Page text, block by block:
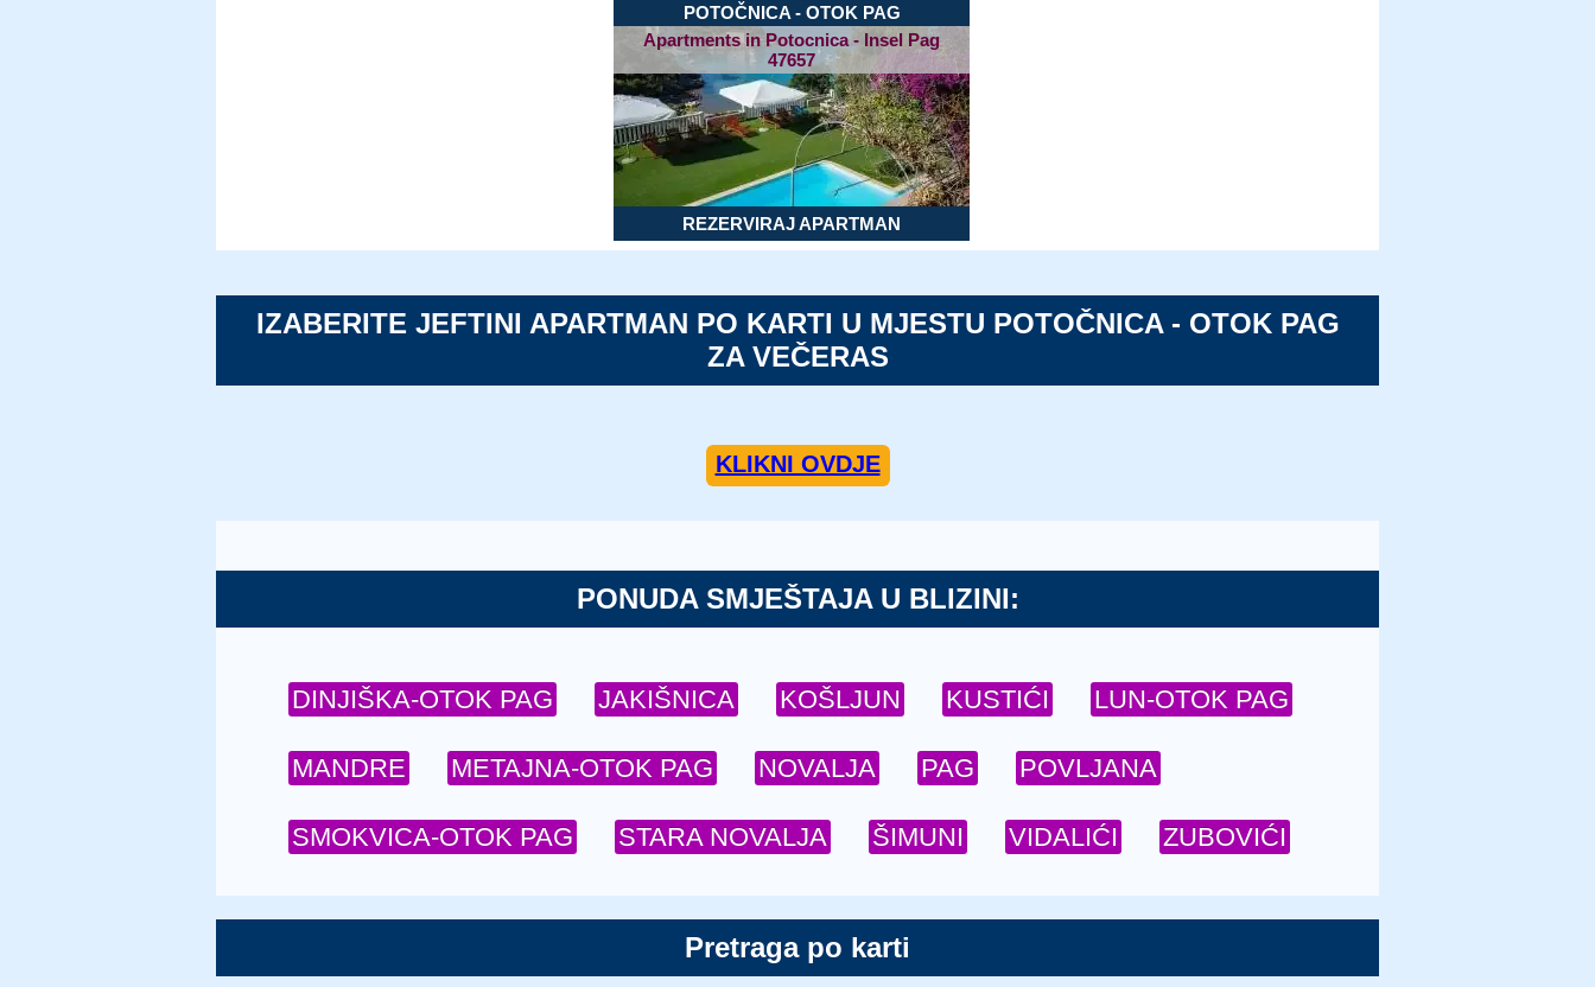
POTOČNICA - OTOK PAG
Apartments in Potocnica - Insel Pag
47657
REZERVIRAJ APARTMAN
IZABERITE JEFTINI APARTMAN PO KARTI U MJESTU POTOČNICA - OTOK PAG
ZA VEČERAS
KLIKNI OVDJE
PONUDA SMJEŠTAJA U BLIZINI:
DINJIŠKA-OTOK PAG JAKIŠNICA KOŠLJUN KUSTIĆI LUN-OTOK PAG
MANDRE METAJNA-OTOK PAG NOVALJA PAG POVLJANA
SMOKVICA-OTOK PAG STARA NOVALJA ŠIMUNI VIDALIĆI ZUBOVIĆI
Pretraga po karti